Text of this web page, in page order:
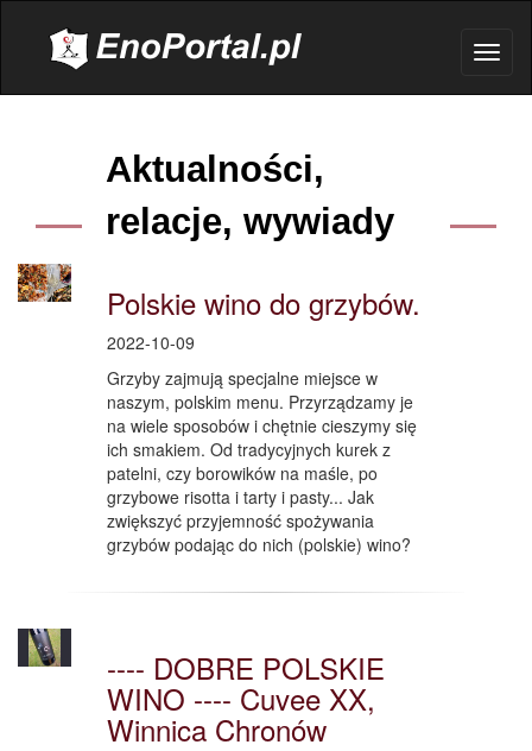
Aktualności,
relacje, wywiady
Polskie wino do grzybów.
2022-10-09
Grzyby zajmują specjalne miejsce w
naszym, polskim menu. Przyrządzamy je
na wiele sposobów i chętnie cieszymy się
ich smakiem. Od tradycyjnych kurek z
patelni, czy borowików na maśle, po
grzybowe risotta i tarty i pasty... Jak
zwiększyć przyjemność spożywania
grzybów podając do nich (polskie) wino?
---- DOBRE POLSKIE
WINO ---- Cuvee XX,
Winnica Chronów